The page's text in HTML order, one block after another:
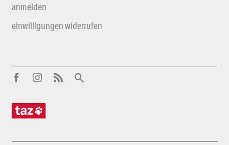
anmelden
einwilligungen widerrufen